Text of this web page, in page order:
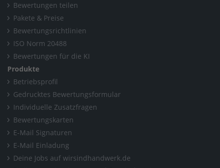
Bewertungen teilen
Pakete & Preise
Bewertungsrichtlinien
ISO Norm 20488
Bewertungen für die KI
Produkte
Betriebsprofil
Gedrucktes Bewertungsformular
Individuelle Zusatzfragen
Bewertungskarten
E-Mail Signaturen
E-Mail Einladung
Deine Jobs auf wirsindhandwerk.de